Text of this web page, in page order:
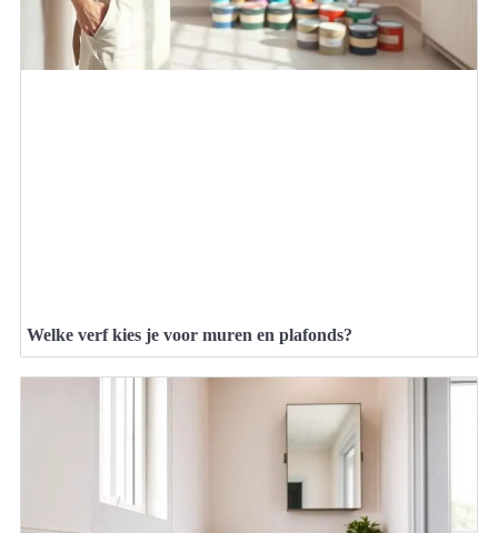
Welke verf kies je voor muren en plafonds?